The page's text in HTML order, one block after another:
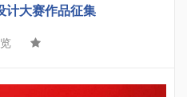
计大赛作品征集